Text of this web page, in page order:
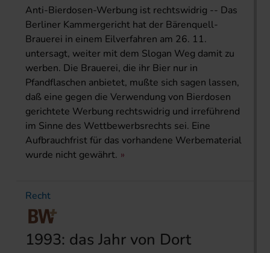
Anti-Bierdosen-Werbung ist rechtswidrig -- Das
Berliner Kammergericht hat der Bärenquell-
Brauerei in einem Eilverfahren am 26. 11.
untersagt, weiter mit dem Slogan Weg damit zu
werben. Die Brauerei, die ihr Bier nur in
Pfandflaschen anbietet, mußte sich sagen lassen,
daß eine gegen die Verwendung von Bierdosen
gerichtete Werbung rechtswidrig und irreführend
im Sinne des Wettbewerbsrechts sei. Eine
Aufbrauchfrist für das vorhandene Werbematerial
wurde nicht gewährt.
Recht
1993: das Jahr von Dort